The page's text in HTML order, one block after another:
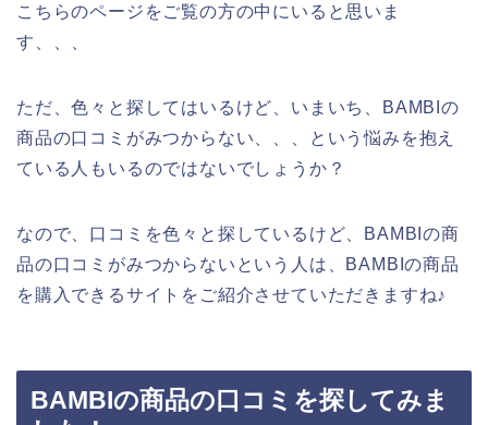
こちらのページをご覧の方の中にいると思いま
す、、、
ただ、色々と探してはいるけど、いまいち、BAMBIの
商品の口コミがみつからない、、、という悩みを抱え
ている人もいるのではないでしょうか？
なので、口コミを色々と探しているけど、BAMBIの商
品の口コミがみつからないという人は、BAMBIの商品
を購入できるサイトをご紹介させていただきますね♪
BAMBIの商品の口コミを探してみま